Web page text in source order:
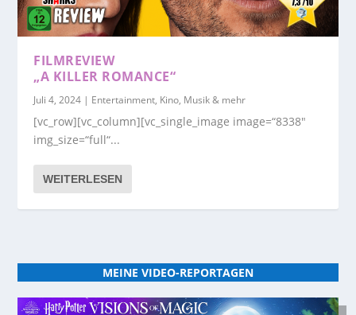
FILMREVIEW
„A KILLER ROMANCE“
Juli 4, 2024 | Entertainment, Kino, Musik & mehr
[vc_row][vc_column][vc_single_image image=“8338″
img_size=“full“...
WEITERLESEN
MEINE VIDEO-REPORTAGEN